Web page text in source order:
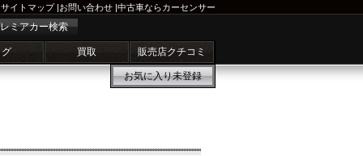
サイトマップ|お問い合わせ |中古車ならカーセンサー
ミアカー検索
買取 販売店クチコミ
お気に入り未登録